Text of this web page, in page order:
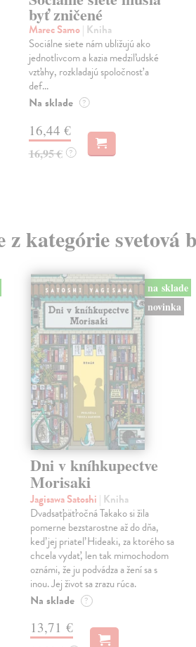
byť zničené
Marec Samo| Kniha
Sociálne siete nám ubližujú ako
jednotlivcom a kazia medziľudské
vzťahy, rozkladajú spoločnosť a
def...
Na sklade ?
16,44 €
16,95 € ?
z kategórie svetová
na sklade
novinka
Dni v kníhkupectve
Morisaki
Jagisawa Satoshi | Kniha
Dvadsaťpäťročná Takako si žila
pomerne bezstarostne až do dňa,
keď jej priateľ Hideaki, za ktorého sa
chcela vydať, len tak mimochodom
oznámi, že ju podvádza a žení sa s
inou. Jej život sa zrazu rúca.
Na sklade ?
13,71 €